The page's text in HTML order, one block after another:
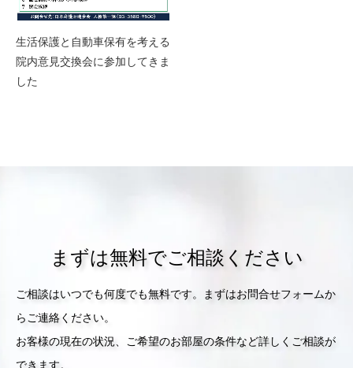
生活保護と自動車保有を考える
院内意見交換会に参加してきま
した
まずは無料でご相談ください
ご相談はいつでも何度でも無料です。まずはお問合せフォームか
らご連絡ください。
お客様の現在の状況、ご希望のお部屋の条件など詳しくご相談が
できます。